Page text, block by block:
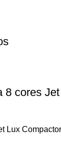
8 cores
Lux